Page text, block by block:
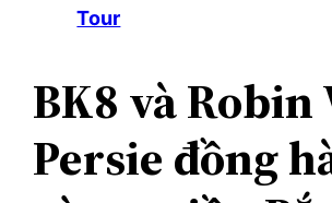
Tour
BK8 và Robin
Persie đồng